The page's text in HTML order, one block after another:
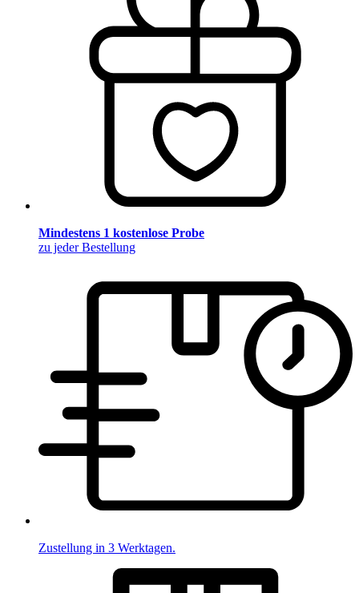
Mindestens 1 kostenlose Probe
zu jeder Bestellung
Zustellung in 3 Werktagen.